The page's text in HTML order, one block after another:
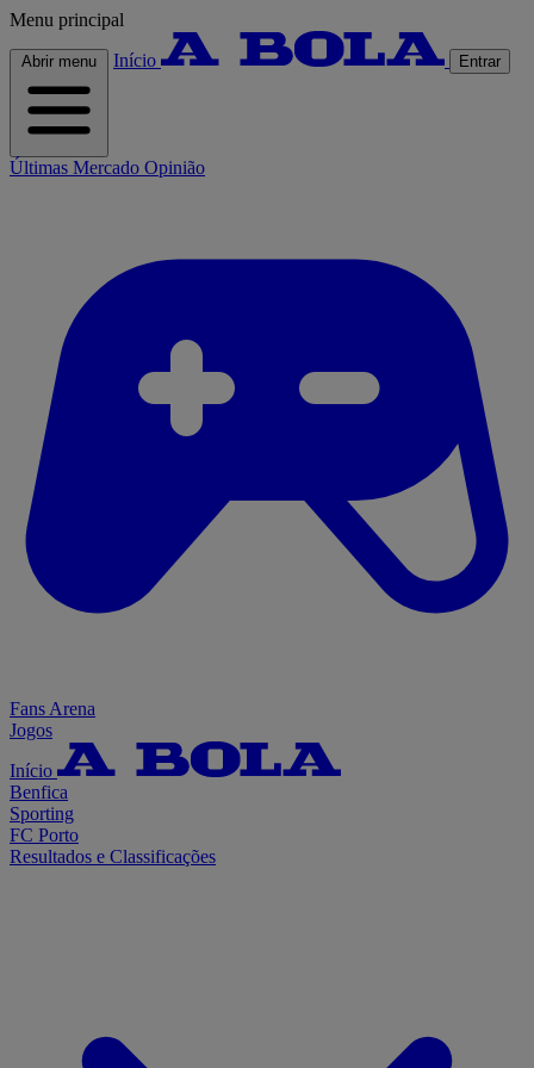
Menu principal
Abrir menu Início Entrar
Últimas Mercado Opinião
Fans Arena
Jogos
Início
Benfica
Sporting
FC Porto
Resultados e Classificações